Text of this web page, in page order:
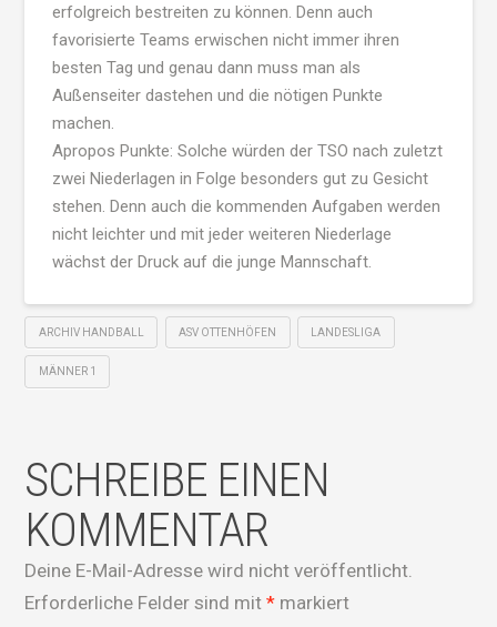
erfolgreich bestreiten zu können. Denn auch
favorisierte Teams erwischen nicht immer ihren
besten Tag und genau dann muss man als
Außenseiter dastehen und die nötigen Punkte
machen.
Apropos Punkte: Solche würden der TSO nach zuletzt
zwei Niederlagen in Folge besonders gut zu Gesicht
stehen. Denn auch die kommenden Aufgaben werden
nicht leichter und mit jeder weiteren Niederlage
wächst der Druck auf die junge Mannschaft.
ARCHIV HANDBALL ASV OTTENHÖFEN LANDESLIGA
MÄNNER 1
SCHREIBE EINEN
KOMMENTAR
Deine E-Mail-Adresse wird nicht veröffentlicht.
Erforderliche Felder sind mit* markiert